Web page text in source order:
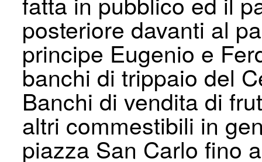
posteriore davanti al
principe Eugenio e
banchi di trippaio del
Banchi di vendita di
altri commestibili in
piazza San Carlo fino